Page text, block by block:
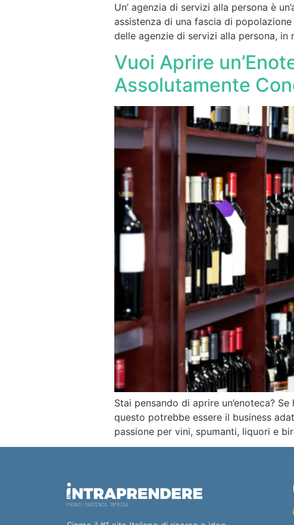
Un’ agenzia di servizi alla persona è
assistenza di una fascia di
delle agenzie di servizi alla persona,
Vuoi Aprire
Assolutamente
Stai pensando di aprire un’enoteca?
questo potrebbe essere il business
passione per vini, spumanti, liquori e